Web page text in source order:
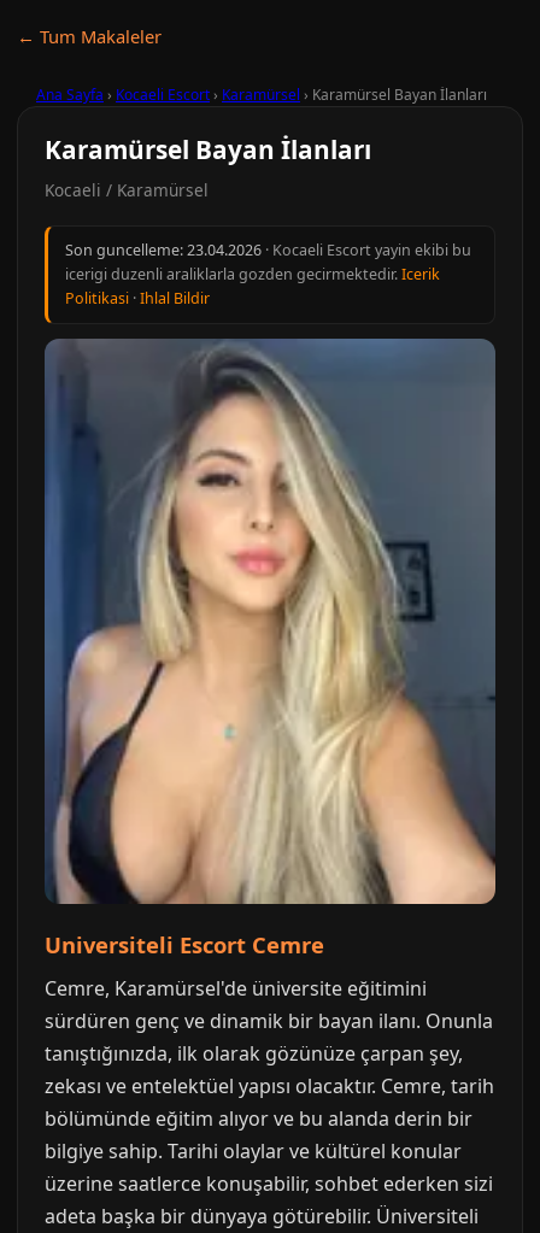
← Tum Makaleler
Ana Sayfa › Kocaeli Escort› Karamürsel › Karamürsel Bayan İlanları
Karamürsel Bayan İlanları
Kocaeli / Karamürsel
Son guncelleme:23.04.2026 · Kocaeli Escort yayin ekibi bu
icerigi duzenli araliklarla gozden gecirmektedir.Icerik
Politikasi ·Ihlal Bildir
Universiteli Escort Cemre
Cemre, Karamürsel'de üniversite eğitimini
sürdüren genç ve dinamik bir bayan ilanı. Onunla
tanıştığınızda, ilk olarak gözünüze çarpan şey,
zekası ve entelektüel yapısı olacaktır. Cemre, tarih
bölümünde eğitim alıyor ve bu alanda derin bir
bilgiye sahip. Tarihi olaylar ve kültürel konular
üzerine saatlerce konuşabilir, sohbet ederken sizi
adeta başka bir dünyaya götürebilir. Üniversiteli